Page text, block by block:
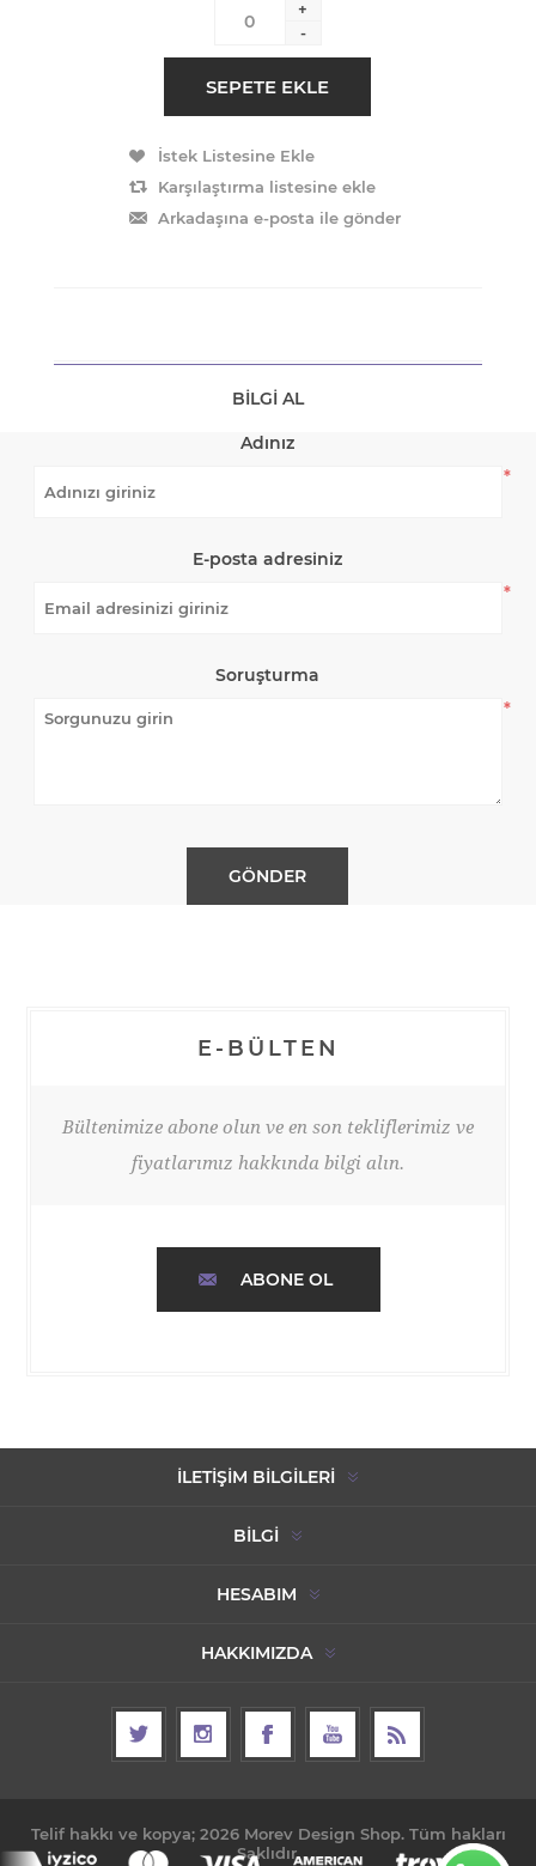
+
-
BILGI AL
Adınız
*
E-posta adresiniz
*
Soruşturma
*
E-BÜLTEN
Bültenimize abone olun ve en son tekliflerimiz ve
fiyatlarımız hakkında bilgi alın.
ABONE OL
İLETIŞIM BILGILERI
BILGI
HESABIM
HAKKIMIZDA
Telif hakkı ve kopya; 2026 Morev Design Shop. Tüm hakları
Saklıdır.